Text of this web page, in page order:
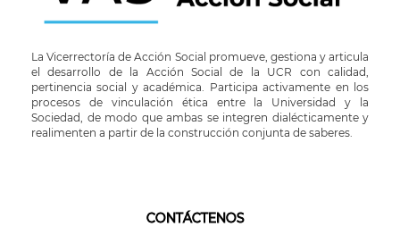
La Vicerrectoría de Acción Social promueve, gestiona y articula
el desarrollo de la Acción Social de la UCR con calidad,
pertinencia social y académica. Participa activamente en los
procesos de vinculación ética entre la Universidad y la
Sociedad, de modo que ambas se integren dialécticamente y
realimenten a partir de la construcción conjunta de saberes.
CONTÁCTENOS